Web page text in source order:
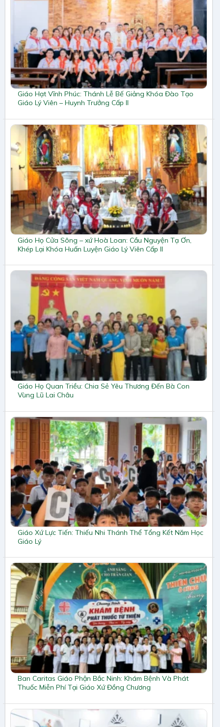
Giáo Hạt Vĩnh Phúc: Thánh Lễ Bế Giảng Khóa Đào Tạo
Giáo Lý Viên – Huynh Trưởng Cấp II
Giáo Họ Cửa Sông – xứ Hoà Loan: Cầu Nguyện Tạ Ơn,
Khép Lại Khóa Huấn Luyện Giáo Lý Viên Cấp II
Giáo Họ Quan Triều: Chia Sẻ Yêu Thương Đến Bà Con
Vùng Lũ Lai Châu
Giáo Xứ Lực Tiến: Thiếu Nhi Thánh Thể Tổng Kết Năm Học
Giáo Lý
Ban Caritas Giáo Phận Bắc Ninh: Khám Bệnh Và Phát
Thuốc Miễn Phí Tại Giáo Xứ Đồng Chương